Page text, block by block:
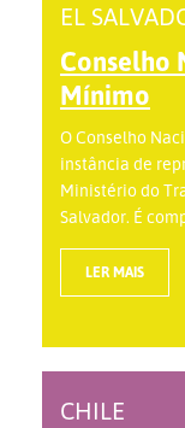
EL
Conselho
Mínimo
O Conselho
instância de
Ministério do
Salvador. É
LER MAIS
CHILE